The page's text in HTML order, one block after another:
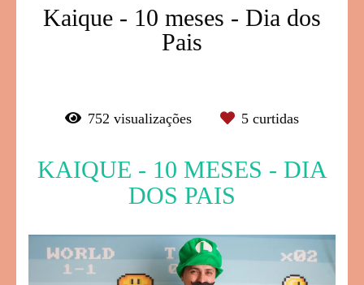
Kaique - 10 meses - Dia dos
Pais
752 visualizações 5 curtidas
KAIQUE - 10 MESES - DIA
DOS PAIS